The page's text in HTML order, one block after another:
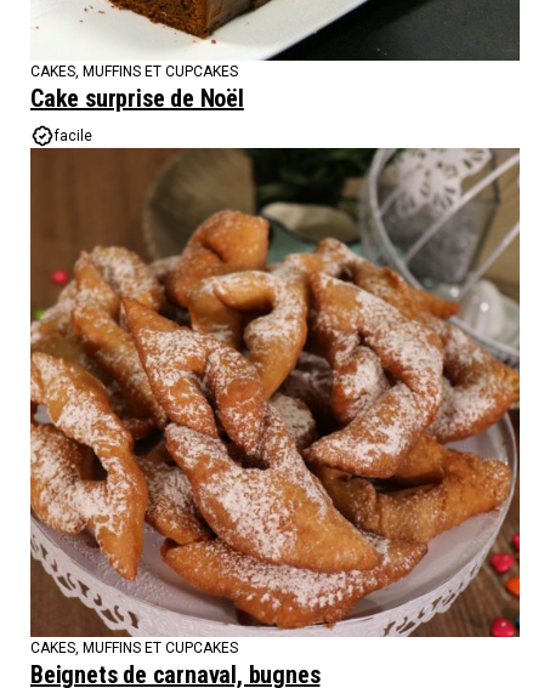
CAKES, MUFFINS ET CUPCAKES
Cake surprise de Noël
facile
CAKES, MUFFINS ET CUPCAKES
Beignets de carnaval, bugnes